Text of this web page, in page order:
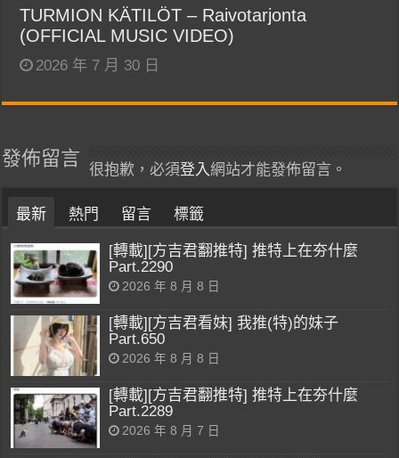
TURMION KÄTILÖT – Raivotarjonta
(OFFICIAL MUSIC VIDEO)
2026 年 7 月 30 日
發佈留言
很抱歉，必須登入網站才能發佈留言。
最新 熱門 留言 標籤
[轉載][方吉君翻推特] 推特上在夯什麼
Part.2290
2026 年 8 月 8 日
[轉載][方吉君看妹] 我推(特)的妹子
Part.650
2026 年 8 月 8 日
[轉載][方吉君翻推特] 推特上在夯什麼
Part.2289
2026 年 8 月 7 日